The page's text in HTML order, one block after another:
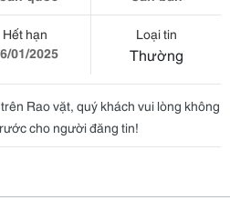
Hết hạn
01/2025
Loại tin
Thường
Rao vặt, quý khách vui lòng không
cho người đăng tin!